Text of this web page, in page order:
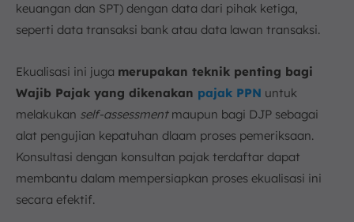
keuangan dan SPT) dengan data dari pihak ketiga,
seperti data transaksi bank atau data lawan transaksi.
Ekualisasi ini juga merupakan teknik penting bagi
Wajib Pajak yang dikenakan pajak PPN untuk
melakukan self-assessmentmaupun bagi DJP sebagai
alat pengujian kepatuhan dlaam proses pemeriksaan.
Konsultasi dengan konsultan pajak terdaftar dapat
membantu dalam mempersiapkan proses ekualisasi ini
secara efektif.